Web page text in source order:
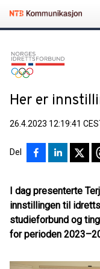
Her er
26.4.2023 12:19:41
Del
I dag presenterte
innstillingen til
studieforbund og
for perioden